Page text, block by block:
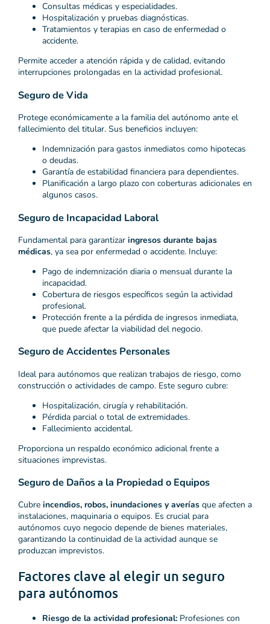
Consultas médicas y especialidades.
Hospitalización y pruebas diagnósticas.
Tratamientos y terapias en caso de enfermedad o
accidente.
Permite acceder a atención rápida y de calidad, evitando
interrupciones prolongadas en la actividad profesional.
Seguro de Vida
Protege económicamente a la familia del autónomo ante el
fallecimiento del titular. Sus beneficios incluyen:
Indemnización para gastos inmediatos como hipotecas
o deudas.
Garantía de estabilidad financiera para dependientes.
Planificación a largo plazo con coberturas adicionales en
algunos casos.
Seguro de Incapacidad Laboral
Fundamental para garantizar ingresos durante bajas
médicas, ya sea por enfermedad o accidente. Incluye:
Pago de indemnización diaria o mensual durante la
incapacidad.
Cobertura de riesgos específicos según la actividad
profesional.
Protección frente a la pérdida de ingresos inmediata,
que puede afectar la viabilidad del negocio.
Seguro de Accidentes Personales
Ideal para autónomos que realizan trabajos de riesgo, como
construcción o actividades de campo. Este seguro cubre:
Hospitalización, cirugía y rehabilitación.
Pérdida parcial o total de extremidades.
Fallecimiento accidental.
Proporciona un respaldo económico adicional frente a
situaciones imprevistas.
Seguro de Daños a la Propiedad o Equipos
Cubre incendios, robos, inundaciones y averías que afecten a
instalaciones, maquinaria o equipos. Es crucial para
autónomos cuyo negocio depende de bienes materiales,
garantizando la continuidad de la actividad aunque se
produzcan imprevistos.
Factores clave al elegir un seguro
para autónomos
Riesgo de la actividad profesional: Profesiones con